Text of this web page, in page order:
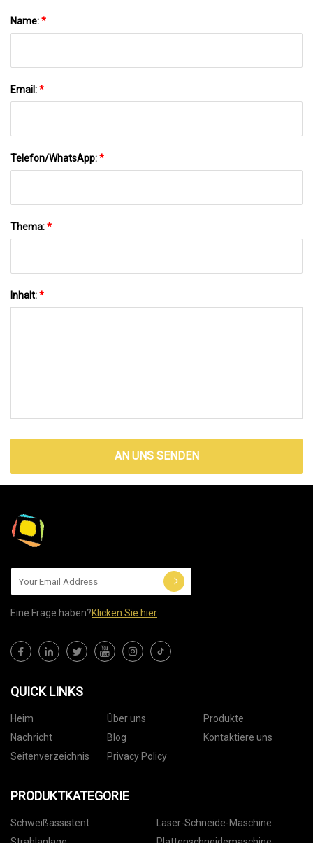
Name:*
Email:*
Telefon/WhatsApp:*
Thema:*
Inhalt:*
AN UNS SENDEN
Eine Frage haben?Klicken Sie hier
QUICK LINKS
Heim Über uns
Produkte
Nachricht
Blog
Kontaktiere uns
Seitenverzeichnis
Privacy Policy
PRODUKTKATEGORIE
Schweißassistent
Laser-Schneide-Maschine